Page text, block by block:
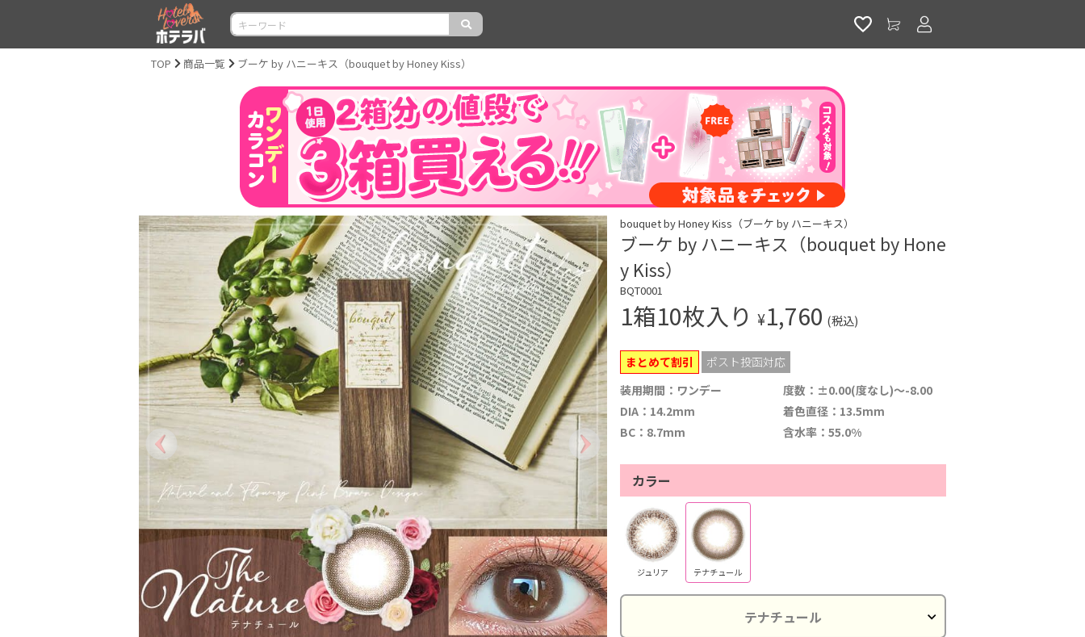
TOP 商品一覧 ブーケ by ハニーキス（bouquet by Honey Kiss）
bouquet by Honey Kiss（ブーケ by ハニーキス）
ブーケ by ハニーキス（bouquet by Hone
y Kiss）
BQT0001
1箱10枚入り ¥1,760 (税込)
まとめて割引
ポスト投函対応
装用期間：ワンデー
度数：±0.00(度なし)～-8.00
DIA：14.2mm
着色直径：13.5mm
BC：8.7mm
含水率：55.0%
カラー
ジュリア テナチュール